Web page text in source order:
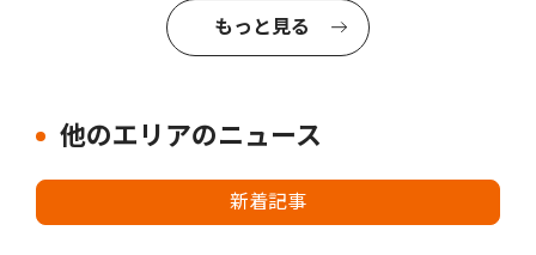
もっと見る
他のエリアのニュース
新着記事